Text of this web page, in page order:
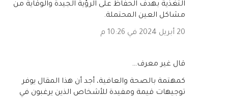
التغذية بهدف الحفاظ على الرؤية الجيدة والوقاية من
مشاكل العين المحتملة.
20 أبريل 2024 في 10:26 م
‏قال غير معرف…
كمهتمة بالصحة والعافية، أجد أن هذا المقال يوفر
توجيهات قيمة ومفيدة للأشخاص الذين يرغبون في